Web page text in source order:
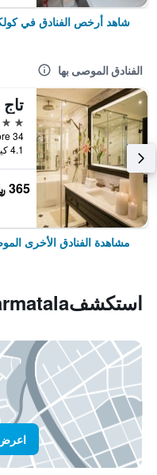
شاهد أرخص الفنادق في
الفنادق الموصى بها
5 نجوم
4.1 كيلومتر عن وسط المدينة
365 ﷼
مشاهدة الفنادق الأخرى
استكشفDharmatala, كولكاتا